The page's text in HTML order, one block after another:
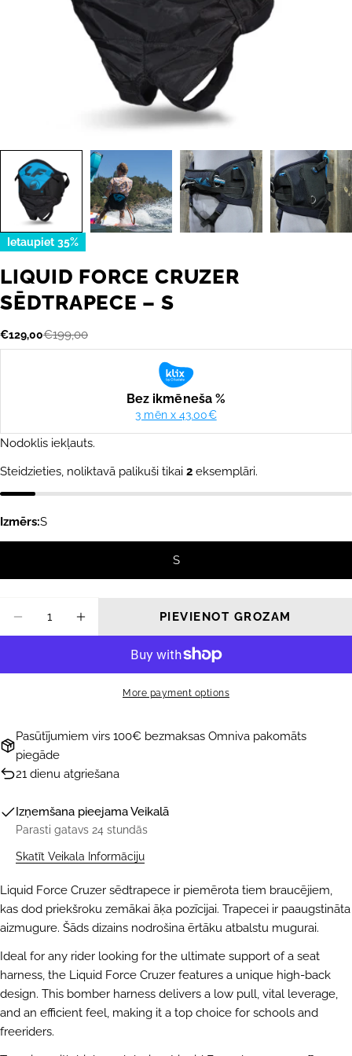
Ietaupiet 35%
LIQUID FORCE CRUZER
SĒDTRAPECE – S
Akcijas
cena
€129,00
Parastā
cena
€199,00
Nodoklis iekļauts.
Steidzieties, noliktavā palikuši tikai 2 eksemplāri.
Izmērs:S
S
PIEVIENOT GROZAM
More payment options
Pasūtījumiem virs 100€ bezmaksas Omniva pakomāts
piegāde
21 dienu atgriešana
Izņemšana pieejamaVeikalā
Parasti gatavs 24 stundās
Skatīt Veikala Informāciju
Liquid Force Cruzer sēdtrapece ir piemērota tiem braucējiem,
kas dod priekšroku zemākai āķa pozīcijai. Trapecei ir paaugstināta
aizmugure. Šāds dizains nodrošina ērtāku atbalstu mugurai.
Ideal for any rider looking for the ultimate support of a seat
harness, the Liquid Force Cruzer features a unique high-back
design. This bomber harness delivers a low pull, vital leverage,
and an efficient feel, making it a top choice for schools and
freeriders.